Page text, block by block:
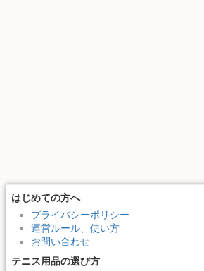
はじめての方へ
プライバシーポリシー
運営ルール、使い方
お問い合わせ
テニス用品の選び方